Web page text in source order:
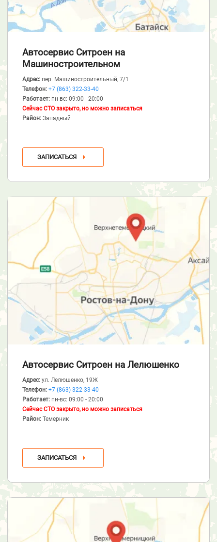
Автосервис Ситроен на
Машиностроительном
Адрес: пер. Машиностроительный, 7/1
Телефон: +7 (863) 322-33-40
Работает: пн-вс: 09:00 - 20:00
Сейчас СТО закрыто, но можно записаться
Район: Западный
ЗАПИСАТЬСЯ
Автосервис Ситроен на Лелюшенко
Адрес: ул. Лелюшенко, 19Ж
Телефон: +7 (863) 322-33-40
Работает: пн-вс: 09:00 - 20:00
Сейчас СТО закрыто, но можно записаться
Район: Темерник
ЗАПИСАТЬСЯ